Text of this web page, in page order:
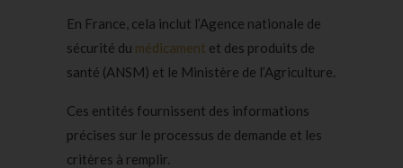
En France, cela inclut l’Agence nationale de
sécurité du médicament et des produits de
santé (ANSM) et le Ministère de l’Agriculture.
Ces entités fournissent des informations
précises sur le processus de demande et les
critères à remplir.